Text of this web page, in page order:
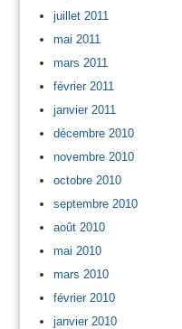
juillet 2011
mai 2011
mars 2011
février 2011
janvier 2011
décembre 2010
novembre 2010
octobre 2010
septembre 2010
août 2010
mai 2010
mars 2010
février 2010
janvier 2010